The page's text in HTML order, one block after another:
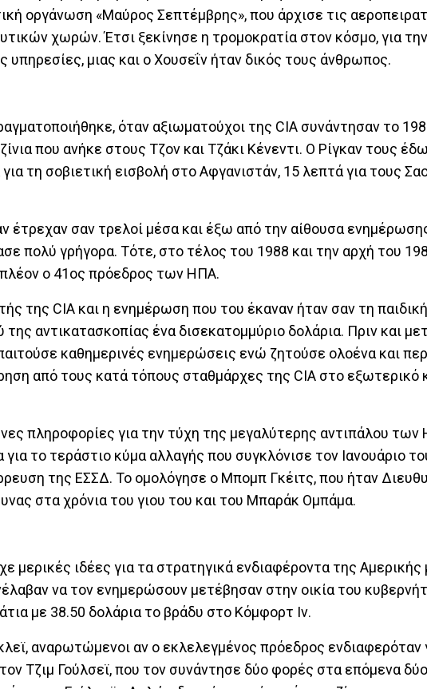
οργάνωση «Μαύρος Σεπτέμβρης», που άρχισε τις
χωρών. Έτσι ξεκίνησε η τρομοκρατία στον κόσμο, για
υπηρεσίες, μιας και ο Χουσεΐν ήταν δικός τους άνθρωπος.
όταν αξιωματούχοι της CIA συνάντησαν το
που ανήκε στους Τζον και Τζάκι Κένεντι. Ο Ρίγκαν τους
τη σοβιετική εισβολή στο Αφγανιστάν, 15 λεπτά για τους
έτρεχαν σαν τρελοί μέσα και έξω από την αίθουσα
πολύ γρήγορα. Τότε, στο τέλος του 1988 και την αρχή του
ο 41ος πρόεδρος των ΗΠΑ.
της CIA και η ενημέρωση που του έκαναν ήταν σαν τη
αντικατασκοπίας ένα δισεκατομμύριο δολάρια. Πριν και
καθημερινές ενημερώσεις ενώ ζητούσε ολοένα και
από τους κατά τόπους σταθμάρχες της CIA στο εξωτερικό
πληροφορίες για την τύχη της μεγαλύτερης αντιπάλου
το τεράστιο κύμα αλλαγής που συγκλόνισε τον Ιανουάριο
της ΕΣΣΔ. Το ομολόγησε ο Μπομπ Γκέιτς, που ήταν
στα χρόνια του γιου του και του Μπαράκ Ομπάμα.
μερικές ιδέες για τα στρατηγικά ενδιαφέροντα της Αμερικής
να τον ενημερώσουν μετέβησαν στην οικία του
με 38.50 δολάρια το βράδυ στο Κόμφορτ Ιν.
αναρωτώμενοι αν ο εκλελεγμένος πρόεδρος ενδιαφερόταν
Τζιμ Γούλσεϊ, που τον συνάντησε δύο φορές στα επόμενα